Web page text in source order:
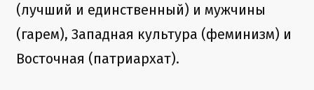
(лучший и единственный) и мужчины
(гарем), Западная культура (феминизм) и
Восточная (патриархат).